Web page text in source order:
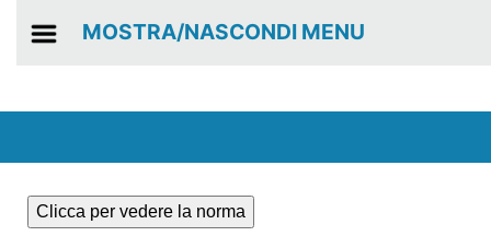
MOSTRA/NASCONDI MENU
Clicca per vedere la norma